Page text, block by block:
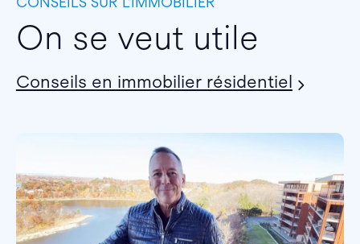
On se veut utile
Conseils en immobilier résidentiel